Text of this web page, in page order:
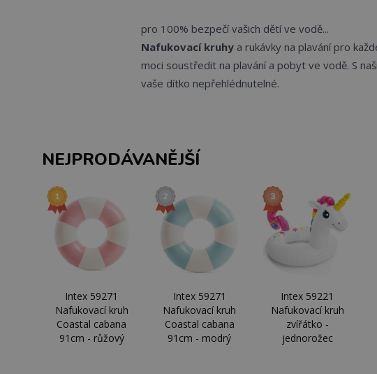
pro 100% bezpečí vašich dětí ve vodě...
Nafukovací kruhy a rukávky na plavání pro
moci soustředit na plavání a pobyt ve vodě. S
vaše dítko nepřehlédnutelné.
NEJPRODÁVANĚJŠÍ
Intex 59271
Nafukovací kruh
Coastal cabana
91cm - růžový
Intex 59271
Nafukovací kruh
Coastal cabana
91cm - modrý
Intex 59221
Nafukovací kruh
zvířátko -
jednorožec